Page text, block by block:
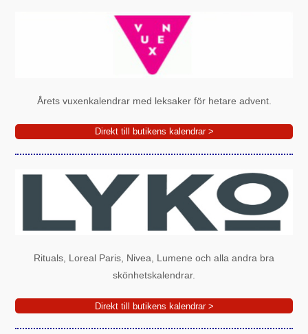
Årets vuxenkalendrar med leksaker för hetare advent.
Direkt till butikens kalendrar >
Rituals, Loreal Paris, Nivea, Lumene och alla andra bra
skönhetskalendrar.
Direkt till butikens kalendrar >